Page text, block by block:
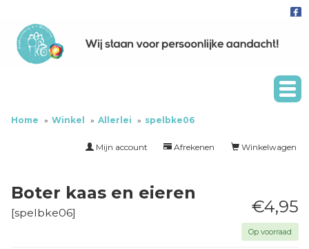
Home Winkel Allerlei spelbke06
Winkelwagen
Afrekenen
Mijn account
€4,95
Op voorraad
Boter kaas en eieren
[spelbke06]